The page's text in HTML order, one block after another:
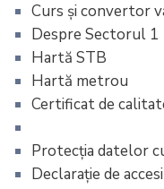
Curs și convertor
Despre Sectorul 1
Hartă STB
Hartă metrou
Certificat de
Protecția datelor
Declarație de